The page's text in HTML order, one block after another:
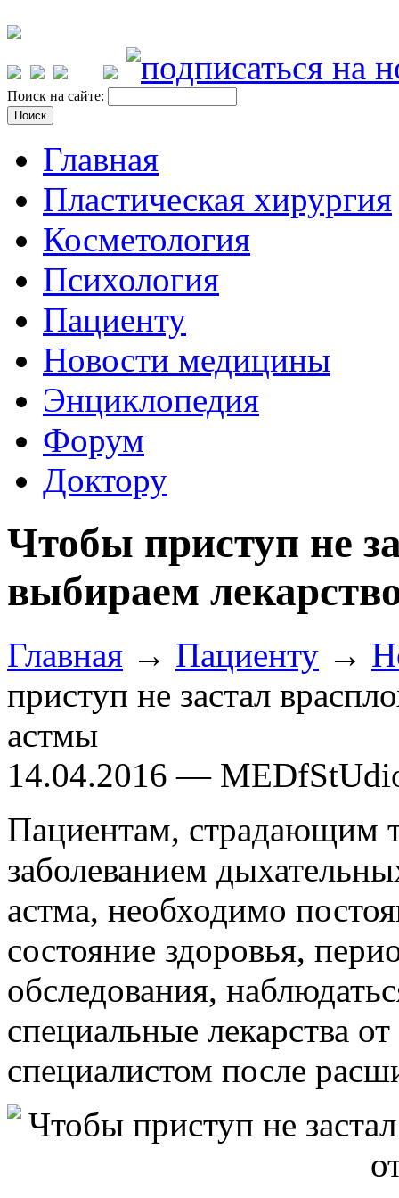
Поиск на сайте:
Главная
Пластическая хирургия
Косметология
Психология
Пациенту
Новости медицины
Энциклопедия
Форум
Доктору
Чтобы приступ не
выбираем
Главная → Пациенту →
приступ не застал
астмы
14.04.2016 —
Пациентам, страдающим
заболеванием
астма, необходимо
состояние здоровья,
обследования,
специальные лекарства
специалистом после